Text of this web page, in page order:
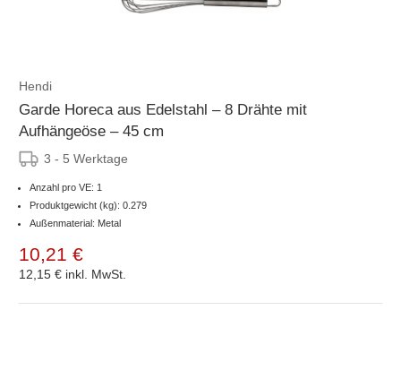
Hendi
Garde Horeca aus Edelstahl – 8 Drähte mit
Aufhängeöse – 45 cm
3 - 5 Werktage
Anzahl pro VE: 1
Produktgewicht (kg): 0.279
Außenmaterial: Metal
10,21 €
12,15 € inkl. MwSt.